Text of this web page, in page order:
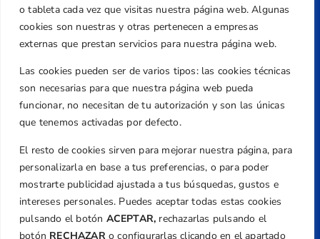
o tableta cada vez que visitas nuestra página web. Algunas
cookies son nuestras y otras pertenecen a empresas
externas que prestan servicios para nuestra página web.
Las cookies pueden ser de varios tipos: las cookies técnicas
son necesarias para que nuestra página web pueda
funcionar, no necesitan de tu autorización y son las únicas
que tenemos activadas por defecto.
El resto de cookies sirven para mejorar nuestra página, para
personalizarla en base a tus preferencias, o para poder
mostrarte publicidad ajustada a tus búsquedas, gustos e
intereses personales. Puedes aceptar todas estas cookies
pulsando el botón ACEPTAR, rechazarlas pulsando el
botón RECHAZARo configurarlas clicando en el apartado
Centre de L´Esport, Carrer d'Isaac Peral i
Caballero, Nº 5, Despachos 2 y 3, 46980,
Valencia
+34 961 367 799
Email
federacion@golfcv.com
Aviso Legal
Política de Privacidad
Transparencia
Normativa